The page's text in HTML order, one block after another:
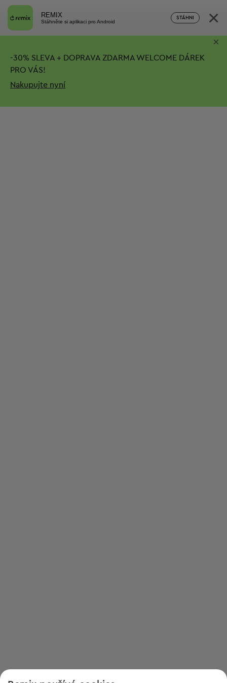
REMIX
Stáhněte si aplikaci pro Android
STÁHNI ×
-30% SLEVA + DOPRAVA ZDARMA WELCOME DÁREK
PRO VÁS!
Nakupujte nyní
×